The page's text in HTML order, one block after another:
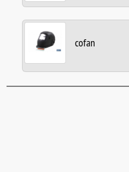
cofan